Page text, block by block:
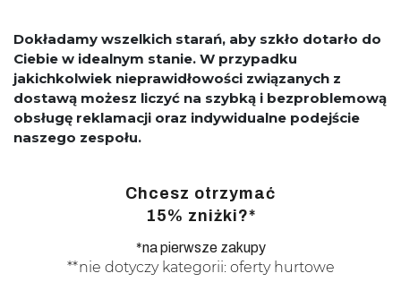
Dokładamy wszelkich starań, aby szkło dotarło do
Ciebie w idealnym stanie. W przypadku
jakichkolwiek nieprawidłowości związanych z
dostawą możesz liczyć na szybką i bezproblemową
obsługę reklamacji oraz indywidualne podejście
naszego zespołu.
Chcesz otrzymać
15% zniżki?*
*na pierwsze zakupy
**nie dotyczy kategorii: oferty hurtowe